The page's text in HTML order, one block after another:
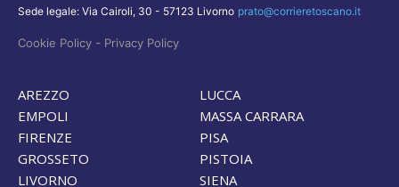
Sede legale: Via Cairoli, 30 - 57123 Livorno prato@corrieretoscano.it
Cookie Policy - Privacy Policy
AREZZO
EMPOLI
FIRENZE
GROSSETO
LIVORNO
LUCCA
MASSA CARRARA
PISA
PISTOIA
SIENA